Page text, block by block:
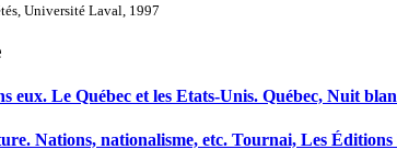
Université Laval, 1997
eux. Le Québec et les Etats-Unis. Québec, Nuit
Nations, nationalisme, etc. Tournai, Les